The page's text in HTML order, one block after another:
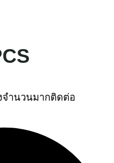
จำนวนมากติดต่อ